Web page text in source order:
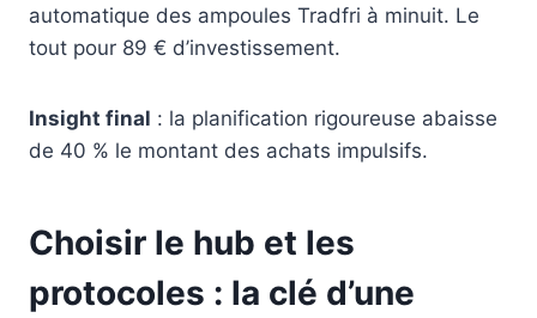
automatique des ampoules Tradfri à minuit. Le
tout pour 89 € d’investissement.
Insight final : la planification rigoureuse abaisse
de 40 % le montant des achats impulsifs.
Choisir le hub et les
protocoles : la clé d’une